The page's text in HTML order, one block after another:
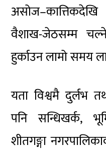
वैशाख-जेठसम्म
हुर्काउन लामो समय
यता विश्वमै दुर्लभ
पनि सन्धिखर्क,
शीतगङ्गा